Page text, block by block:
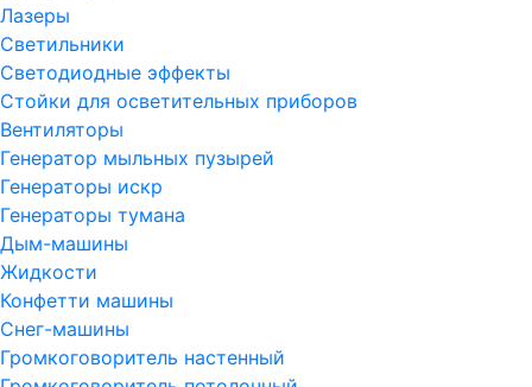
Лазеры
Светильники
Светодиодные эффекты
Стойки для осветительных приборов
Вентиляторы
Генератор мыльных пузырей
Генераторы искр
Генераторы тумана
Дым-машины
Жидкости
Конфетти машины
Снег-машины
Громкоговоритель настенный